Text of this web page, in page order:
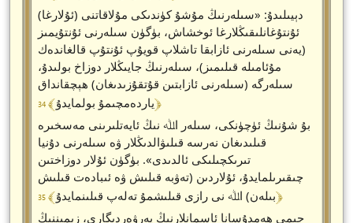
(ئۇلارغا) دېيىلىدۇ: «سىلەرنىڭ مۇشۇ كۈندىكى مۇلاقاتنى
ئۇنتۇغانلىقىڭلارغا ئوخشاش، بۈگۈن سىلەرنى ئۇنتۇيمىز
(يەنى سىلەرنى ئازابقا تاشلاپ قويۇپ ئۇنتۇپ قالغاندەك
مۇئامىلە قىلىمىز)، سىلەرنىڭ جايىڭلار دوزاخ بولىدۇ،
سىلەرگە (سىلەرنى ئازابتىن قۇتقۇزىدىغان) ھېچقانداق
ياردەمچىمۇ بولمايدۇ﴾ 34 ﴿
بۇ شۇنىڭ ئۈچۈنكى، سىلەر اﷲ نىڭ ئايەتلىرىنى مەسخىرە
قىلىدىغان نەرسە قىلىۋالدىڭلار ۋە سىلەرنى دۇنيا
تىرىكچىلىكى ئالدىدى». بۈگۈن ئۇلار دوزاختىن
چىقىرىلمايدۇ، ئۇلاردىن (تەۋبە قىلىش ۋە ئىبادەت قىلىش
بىلەن) اﷲ نى رازى قىلىشمۇ تەلەپ قىلىنمايدۇ﴾ 35 ﴿
جىمى ھەمدۇسانا ئاسمانلارنىڭ پەرۋەردىگارى، زېمىننىڭ